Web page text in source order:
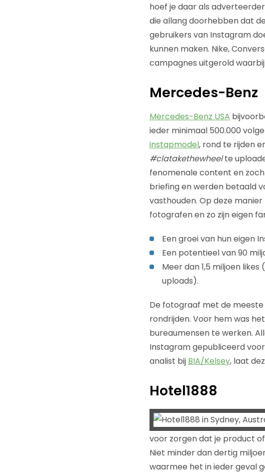
hoef je daar als
die allang doorhebben dat
gebruikers van Instagram
kunnen maken. Nike,
campagnes uitgerold waarbij
Mercedes-Benz
Mercedes-Benz USA
ieder minimaal 500.000
instapmodel, rond te rijden
#clatakethewheelte
fenomenale content en
briefing en werden betaald
vasthouden. Op deze
fotografen en zo zijn eigen
Een groei van hun eigen
Een potentieel van 90
Meer dan 1,5 miljoen
uploads).
De fotograaf met de meeste
rondrijden. Voor hem was
bureaumensen te werken.
Instagram gepubliceerd
analist bij BIA/Kelsey, laat
Hotel1888
voor zorgen dat je product
Niet minder dan dertig
waarmee het in ieder geval